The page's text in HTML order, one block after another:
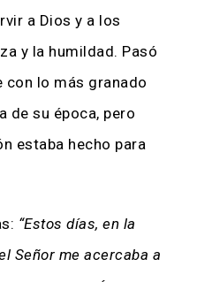
a Dios y a los
y la humildad. Pasó
con lo más granado
de su época, pero
estaba hecho para
“Estos días, en la
Señor me acercaba a